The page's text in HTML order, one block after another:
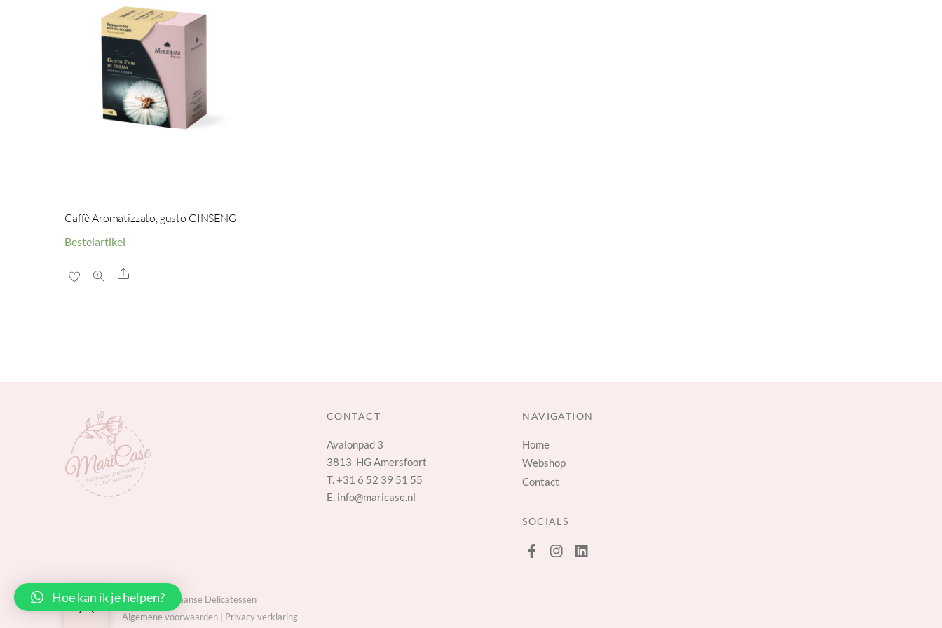
Caffè Aromatizzato, gusto GINSENG
Bestelartikel
Share
CONTACT
Avalonpad 3
3813 HG Amersfoort
T.+31 6 52 39 51 55
E. info@maricase.nl
NAVIGATION
Home
Webshop
Contact
SOCIALS
Back
MariCase Italiaanse Delicatessen
Algemene voorwaarden| Privacy verklaring
Hoe kan ik je helpen?